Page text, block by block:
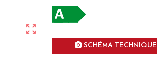
zoom_out_map
SCHÉMA TECHNIQUE